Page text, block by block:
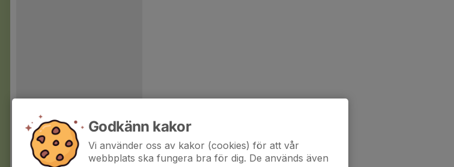
Godkänn kakor
Vi använder oss av kakor (cookies) för att vår
webbplats ska fungera bra för dig. De används även